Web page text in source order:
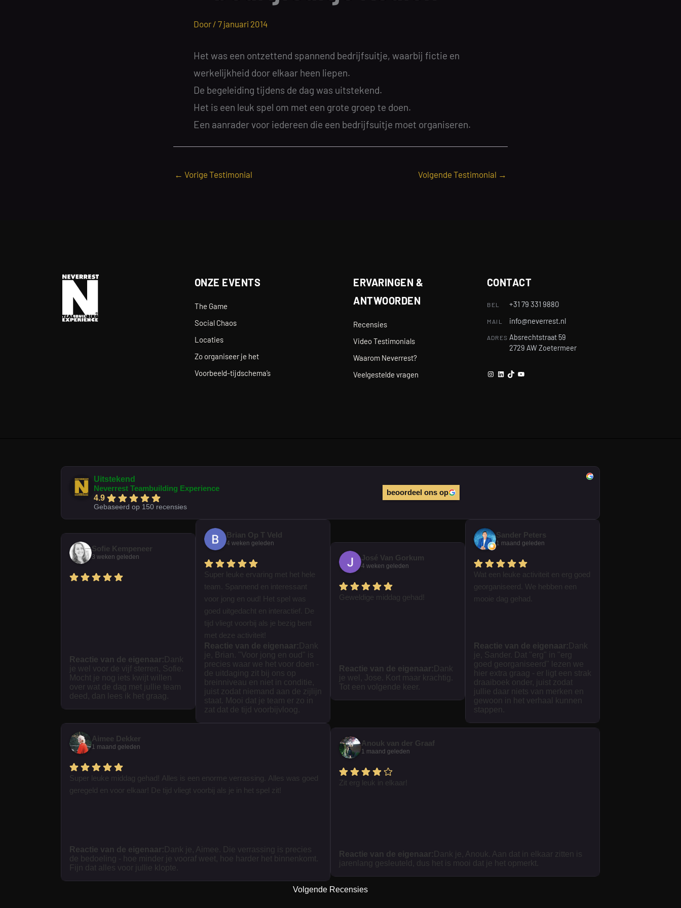
Door / 7 januari 2014
Het was een ontzettend spannend bedrijfsuitje, waarbij fictie en
werkelijkheid door elkaar heen liepen.
De begeleiding tijdens de dag was uitstekend.
Het is een leuk spel om met een grote groep te doen.
Een aanrader voor iedereen die een bedrijfsuitje moet organiseren.
← Vorige Testimonial Volgende Testimonial →
ONZE EVENTS
The Game
Social Chaos
Locaties
Zo organiseer je het
Voorbeeld-tijdschema’s
ERVARINGEN &
ANTWOORDEN
Recensies
Video Testimonials
Waarom Neverrest?
Veelgestelde vragen
CONTACT
BEL +31 79 331 9880
MAIL info@neverrest.nl
ADRES Absrechtstraat 59
2729 AW Zoetermeer
Instagram
LinkedIn
TikTokYouTube
Uitstekend
Neverrest Teambuilding Experience
4.9
Gebaseerd op 150 recensies
beoordeel ons op
Sofie Kempeneer
3 weken geleden
Reactie van de eigenaar: Dank
je wel voor de vijf sterren, Sofie.
Mocht je nog iets kwijt willen
over wat de dag met jullie team
deed, dan lees ik het graag.
Brian Op T Veld
4 weken geleden
Super leuke ervaring met het hele
team. Spannend en interessant
voor jong en oud! Het spel was
goed uitgedacht en interactief. De
tijd vliegt voorbij als je bezig bent
met deze activiteit!
Reactie van de eigenaar: Dank
je, Brian. "Voor jong en oud" is
precies waar we het voor doen -
de uitdaging zit bij ons op
breinniveau en niet in conditie,
juist zodat niemand aan de zijlijn
staat. Mooi dat je team er zo in
zat dat de tijd voorbijvloog.
José Van Gorkum
4 weken geleden
Geweldige middag gehad!
Reactie van de eigenaar: Dank
je wel, Jose. Kort maar krachtig.
Tot een volgende keer.
Sander Peters
1 maand geleden
Wat een leuke activiteit en erg goed
georganiseerd. We hebben een
mooie dag gehad.
Reactie van de eigenaar: Dank
je, Sander. Dat "erg" in "erg
goed georganiseerd" lezen we
hier extra graag - er ligt een strak
draaiboek onder, juist zodat
jullie daar niets van merken en
gewoon in het verhaal kunnen
stappen.
Aimee Dekker
1 maand geleden
Super leuke middag gehad! Alles is een enorme verrassing. Alles was goed
geregeld en voor elkaar! De tijd vliegt voorbij als je in het spel zit!
Reactie van de eigenaar: Dank je, Aimee. Die verrassing is precies
de bedoeling - hoe minder je vooraf weet, hoe harder het binnenkomt.
Fijn dat alles voor jullie klopte.
Anouk van der Graaf
1 maand geleden
Zit erg leuk in elkaar!
Reactie van de eigenaar: Dank je, Anouk. Aan dat in elkaar zitten is
jarenlang gesleuteld, dus het is mooi dat je het opmerkt.
Volgende Recensies